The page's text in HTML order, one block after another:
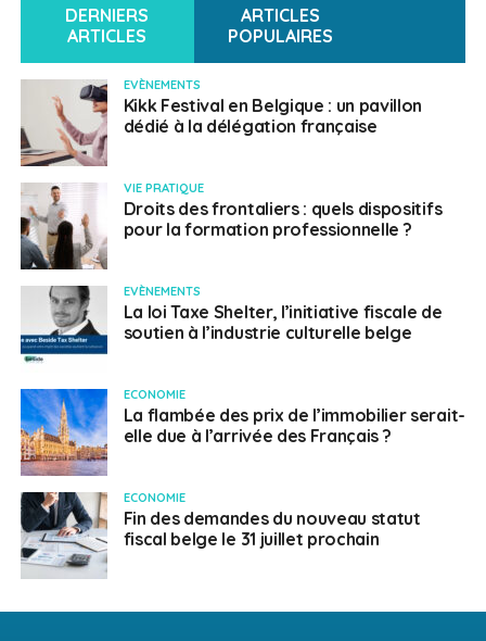
DERNIERS
ARTICLES
ARTICLES
POPULAIRES
EVÈNEMENTS
Kikk Festival en Belgique : un pavillon
dédié à la délégation française
VIE PRATIQUE
Droits des frontaliers : quels dispositifs
pour la formation professionnelle ?
EVÈNEMENTS
La loi Taxe Shelter, l’initiative fiscale de
soutien à l’industrie culturelle belge
ECONOMIE
La flambée des prix de l’immobilier serait-
elle due à l’arrivée des Français ?
ECONOMIE
Fin des demandes du nouveau statut
fiscal belge le 31 juillet prochain